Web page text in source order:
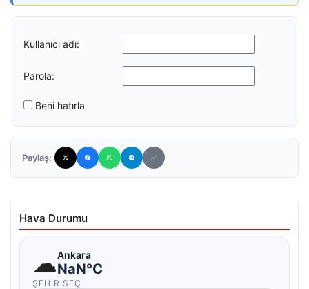
Kullanıcı adı:
Parola:
Beni hatırla
Paylaş:
Hava Durumu
☁Ankara
NaN°C
ŞEHIR SEÇ